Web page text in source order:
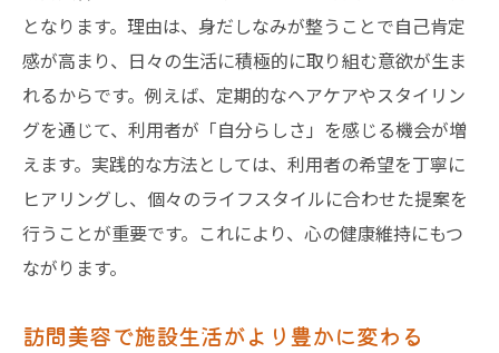
となります。理由は、身だしなみが整うことで自己肯定
感が高まり、日々の生活に積極的に取り組む意欲が生ま
れるからです。例えば、定期的なヘアケアやスタイリン
グを通じて、利用者が「自分らしさ」を感じる機会が増
えます。実践的な方法としては、利用者の希望を丁寧に
ヒアリングし、個々のライフスタイルに合わせた提案を
行うことが重要です。これにより、心の健康維持にもつ
ながります。
訪問美容で施設生活がより豊かに変わる